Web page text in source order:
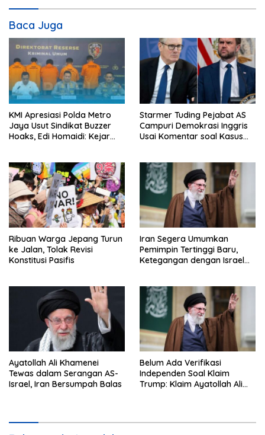
s
i
p
o
s
Baca Juga
KMI Apresiasi Polda Metro
Jaya Usut Sindikat Buzzer
Hoaks, Edi Homaidi: Kejar
Starmer Tuding Pejabat AS
Campuri Demokrasi Inggris
Usai Komentar soal Kasus
Ribuan Warga Jepang Turun
ke Jalan, Tolak Revisi
Konstitusi Pasifis
Iran Segera Umumkan
Pemimpin Tertinggi Baru,
Ketegangan dengan Israel
Ayatollah Ali Khamenei
Tewas dalam Serangan AS-
Israel, Iran Bersumpah Balas
Belum Ada Verifikasi
Independen Soal Klaim
Trump: Klaim Ayatollah Ali